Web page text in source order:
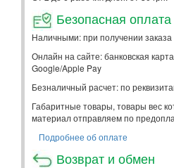
Безопасная оплата
Наличными: при получении заказа
Онлайн на сайте: банковская
Google/Apple Pay
Безналичный расчет: по
Габаритные товары, товары вес
материал отправляем по
Подробнее об оплате
Возврат и обмен